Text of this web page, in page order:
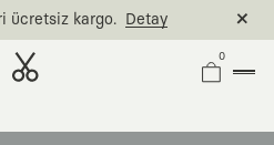
ücretsiz kargo. Detay
0